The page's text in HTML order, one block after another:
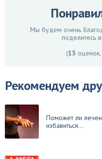
Мы будем очень
поделитесь
(13
Рекомендуем
Поможет ли
избавиться...